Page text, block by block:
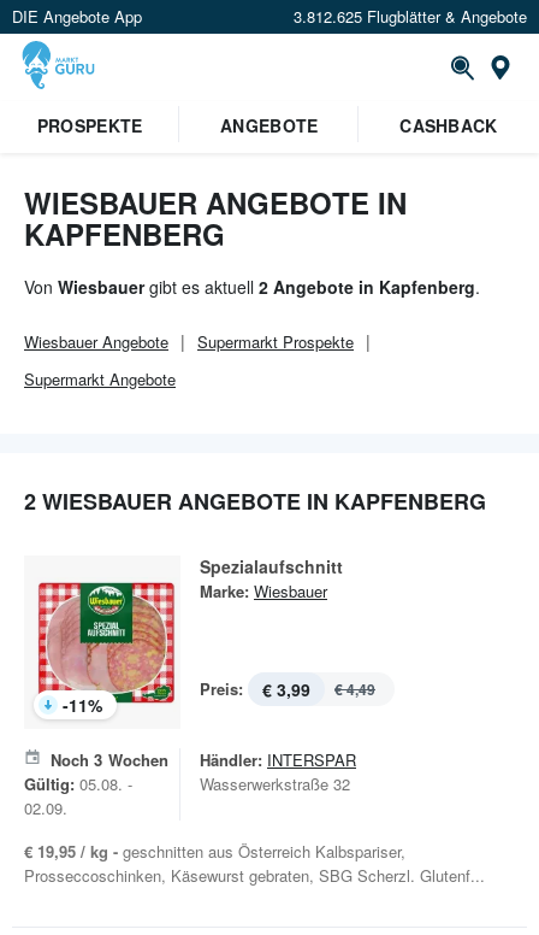
DIE Angebote App 3.812.625 Flugblätter & Angebote
Standort festlegen
PROSPEKTE ANGEBOTE CASHBACK
WIESBAUER ANGEBOTE IN
KAPFENBERG
Von Wiesbauergibt es aktuell 2 Angebote in Kapfenberg.
WiesbauerAngebote Supermarkt Prospekte
Supermarkt Angebote
2 WIESBAUER ANGEBOTE IN KAPFENBERG
-11%
Spezialaufschnitt
Marke: Wiesbauer
Preis: € 3,99 € 4,49
Noch 3 Wochen
Gültig: 05.08. -
02.09.
Händler: INTERSPAR
Wasserwerkstraße 32
€ 19,95 / kg - geschnitten aus Österreich Kalbspariser,
Prosseccoschinken, Käsewurst gebraten, SBG Scherzl. Glutenf...